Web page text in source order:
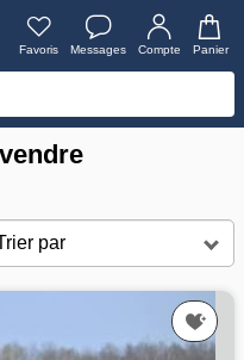
Favoris Messages Compte Panier